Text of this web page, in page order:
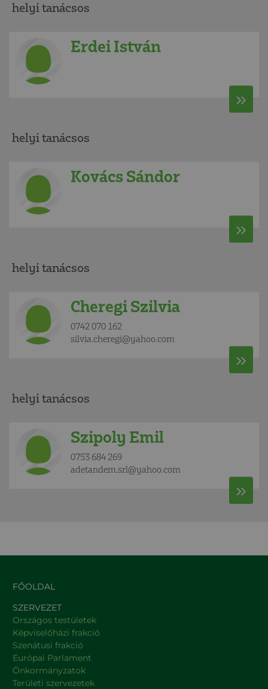
helyi tanácsos
Erdei István
helyi tanácsos
Kovács Sándor
helyi tanácsos
Cheregi Szilvia
0742 070 162
silvia.cheregi@yahoo.com
helyi tanácsos
Szipoly Emil
0753 684 269
adetandem.srl@yahoo.com
FŐOLDAL
SZERVEZET
Országos testületek
Képviselőházi frakció
Szenátusi frakció
Európai Parlament
Önkormányzatok
Területi szervezetek